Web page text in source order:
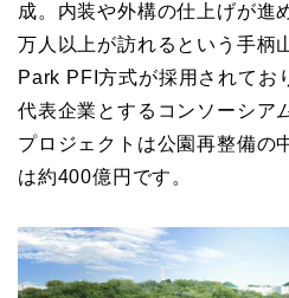
成。内装や外構の仕上げが進
万人以上が訪れるという手柄
Park PFI方式が採用されてお
代表企業とするコンソーシア
プロジェクトは公園再整備の
は約400億円です。